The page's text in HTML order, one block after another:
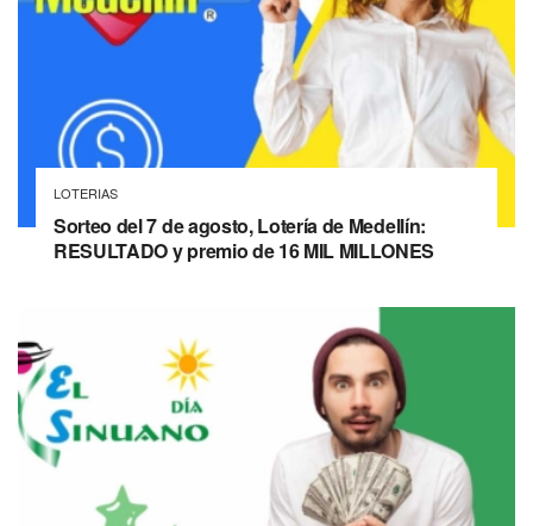
LOTERIAS
Sorteo del 7 de agosto, Lotería de Medellín:
RESULTADO y premio de 16 MIL MILLONES